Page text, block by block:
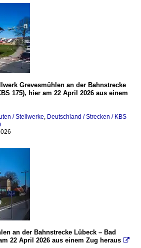
(MV)
Grevesmühlen an der Bahnstrecke
175), hier am 22 April 2026 aus einem
/ Stellwerke, Deutschland / Strecken / KBS
an der Bahnstrecke Lübeck – Bad
22 April 2026 aus einem Zug heraus 